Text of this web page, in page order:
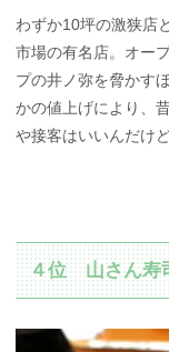
わずか10坪の激狭店
市場の有名店。オー
プの井ノ弥を脅かす
かの値上げにより、
や接客はいいんだけど
４位 山さん寿